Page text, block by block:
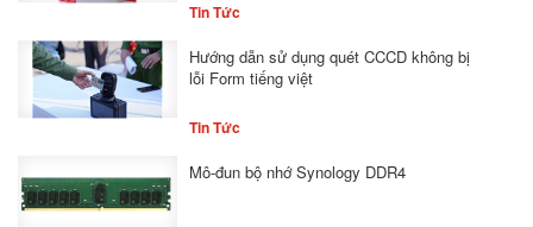
Tin Tức
Hướng dẫn sử dụng quét CCCD không bị
lỗi Form tiếng việt
Tin Tức
Mô-đun bộ nhớ Synology DDR4